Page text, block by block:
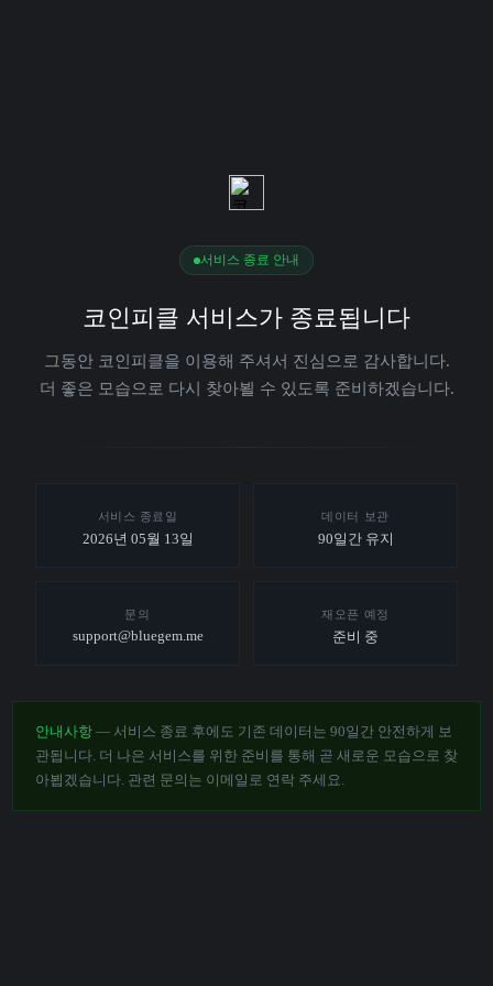
서비스 종료 안내
코인피클 서비스가 종료됩니다
그동안 코인피클을 이용해 주셔서 진심으로 감사합니다.
더 좋은 모습으로 다시 찾아뵐 수 있도록 준비하겠습니다.
서비스 종료일
2026년 05월 13일
데이터 보관
90일간 유지
문의
support@bluegem.me
재오픈 예정
준비 중
안내사항 — 서비스 종료 후에도 기존 데이터는 90일간 안전하게 보
관됩니다. 더 나은 서비스를 위한 준비를 통해 곧 새로운 모습으로 찾
아뵙겠습니다. 관련 문의는 이메일로 연락 주세요.